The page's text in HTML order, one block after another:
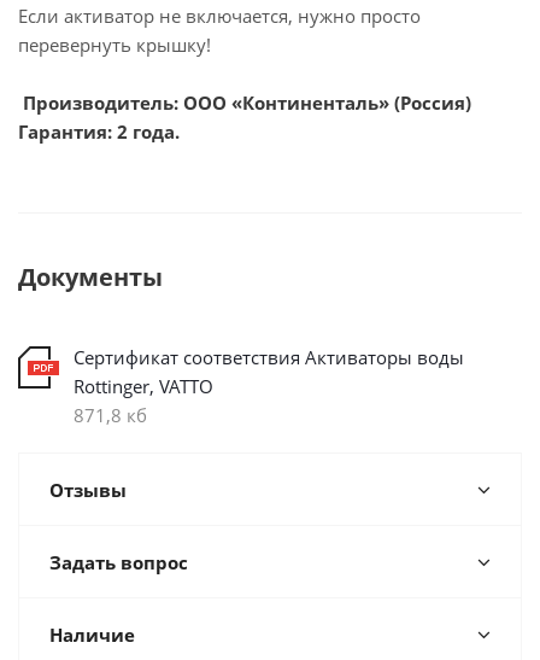
Если активатор не включается, нужно просто
перевернуть крышку!
Производитель: ООО «Континенталь» (Россия)
Гарантия: 2 года.
Документы
Cертификат соответствия Активаторы воды
Rottinger, VATTO
871,8 кб
Отзывы
Задать вопрос
Наличие